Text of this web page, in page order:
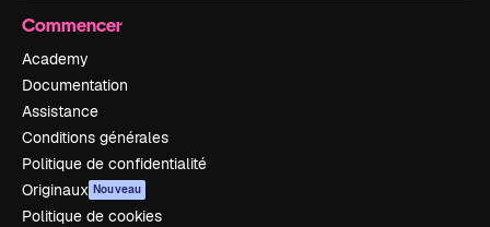
Commencer
Academy
Documentation
Assistance
Conditions générales
Politique de confidentialité
Originaux Nouveau
Politique de cookies